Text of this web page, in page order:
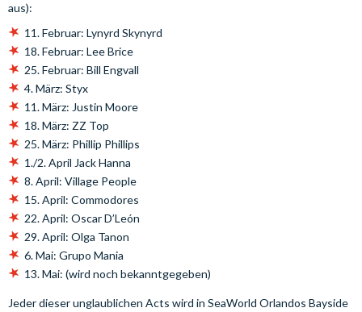
aus):
11. Februar: Lynyrd Skynyrd
18. Februar: Lee Brice
25. Februar: Bill Engvall
4. März: Styx
11. März: Justin Moore
18. März: ZZ Top
25. März: Phillip Phillips
1./2. April Jack Hanna
8. April: Village People
15. April: Commodores
22. April: Oscar D’León
29. April: Olga Tanon
6. Mai: Grupo Mania
13. Mai: (wird noch bekanntgegeben)
Jeder dieser unglaublichen Acts wird in SeaWorld Orlandos Bayside